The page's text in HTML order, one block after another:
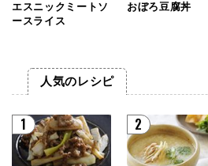
エスニックミートソ
ースライス
おぼろ豆腐丼
人気のレシピ
1 2